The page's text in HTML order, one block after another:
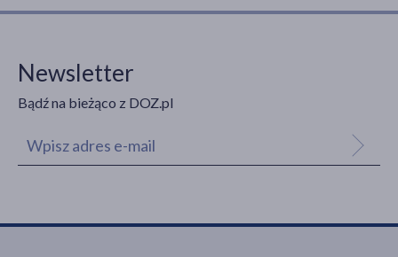
Newsletter
Bądź na bieżąco z DOZ.pl